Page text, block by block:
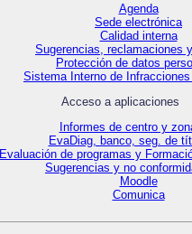
Agenda
Sede electrónica
Calidad interna
Sugerencias, reclamaciones
Protección de datos
Sistema Interno de
Acceso a aplicaciones
Informes de centro y
EvaDiag, banco, seg. de
Evaluación de programas y
Sugerencias y no
Moodle
Comunica